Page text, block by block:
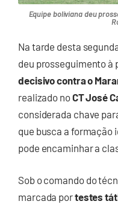
Equipe boliviana deu
Na tarde desta
deu prosseguimento à
decisivo contra o
realizado noCT José
considerada chave
que busca a formação
pode encaminhar a
Sob o comando do
marcada portestes